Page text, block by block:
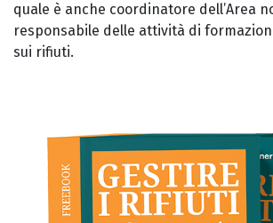
quale è anche coordinatore dell’Area
responsabile delle attività di
sui rifiuti.